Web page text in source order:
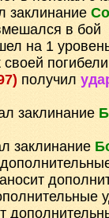
заклинание
в бой
на 1
погибели
получил
заклинание
заклинание